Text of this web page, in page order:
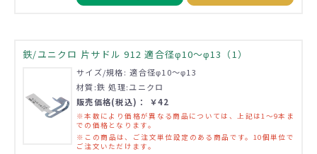
鉄/ユニクロ 片サドル 912 適合径φ10～φ13（1）
サイズ/規格: 適合径φ10～φ13
材質:鉄 処理:ユニクロ
販売価格(税込)： ￥42
※本数により価格が異なる商品については、上記は1～9本ま
での価格となります。
※この商品は、ご注文単位設定のある商品です。10個単位で
ご注文いただけます。